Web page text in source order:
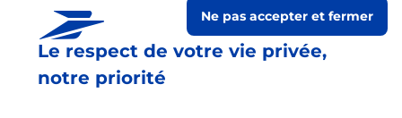
Le respect de votre vie privée,
notre priorité
Ne pas accepter et fermer
Boîte aux lettres La Poste
Le lien s'ouvre dans un nouvel onglet